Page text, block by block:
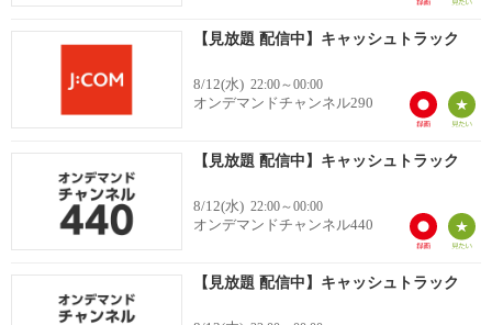
【見放題 配信中】キャッシュトラック
8/12(水) 22:00～00:00
オンデマンドチャンネル290
【見放題 配信中】キャッシュトラック
8/12(水) 22:00～00:00
オンデマンドチャンネル440
【見放題 配信中】キャッシュトラック